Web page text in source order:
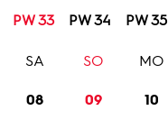
PW 33 PW 34 PW 35
08
SA
09
SO
10
MO